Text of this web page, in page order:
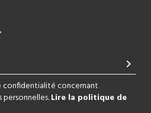
chevron_right
concernant
Lire la politique de